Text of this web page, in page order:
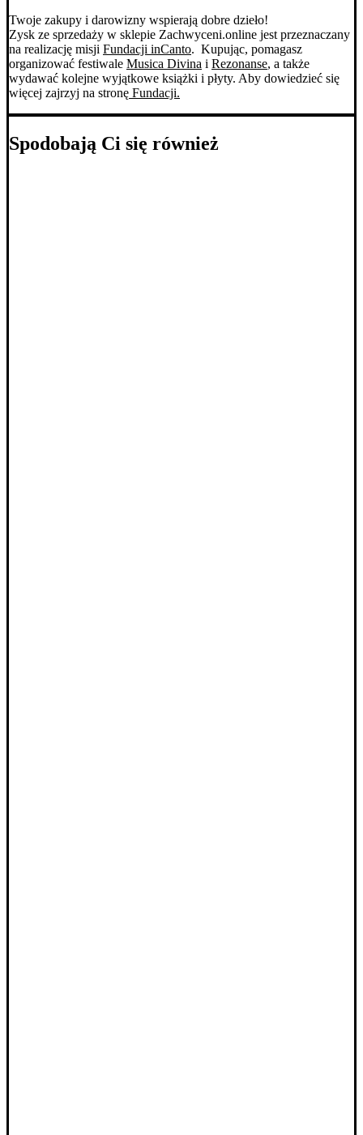
Twoje zakupy i darowizny wspierają dobre dzieło!
Zysk ze sprzedaży w sklepie Zachwyceni.online jest przeznaczany
na realizację misji Fundacji inCanto. Kupując, pomagasz
organizować festiwale Musica Divina i Rezonanse, a także
wydawać kolejne wyjątkowe książki i płyty. Aby dowiedzieć się
więcej zajrzyj na stronę Fundacji.
Spodobają Ci się również